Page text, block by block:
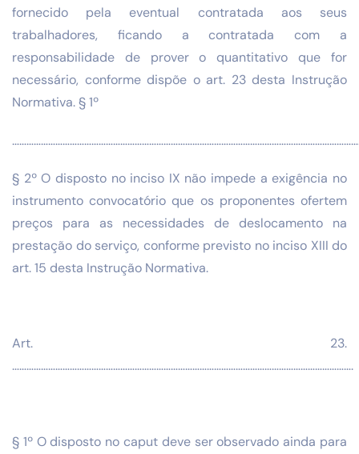
fornecido pela eventual contratada aos seus
trabalhadores, ficando a contratada com a
responsabilidade de prover o quantitativo que for
necessário, conforme dispõe o art. 23 desta Instrução
Normativa. § 1º
§ 2º O disposto no inciso IX não impede a exigência no
instrumento convocatório que os proponentes ofertem
preços para as necessidades de deslocamento na
prestação do serviço, conforme previsto no inciso XIII do
art. 15 desta Instrução Normativa.
Art. 23.
…………………………………………………………………………………………………………………………….
§ 1º O disposto no caput deve ser observado ainda para